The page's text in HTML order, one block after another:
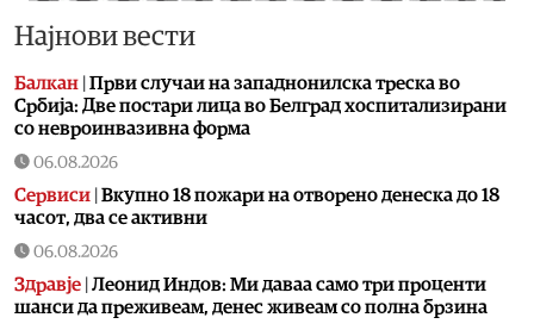
Најнови вести
Балкан Први случаи на западнонилска треска во
Србија: Две постари лица во Белград хоспитализирани
со невроинвазивна форма
06.08.2026
Сервиси Вкупно 18 пожари на отворено денеска до 18
часот, два се активни
06.08.2026
Здравје Леонид Индов: Ми даваа само три проценти
шанси да преживеам, денес живеам со полна брзина